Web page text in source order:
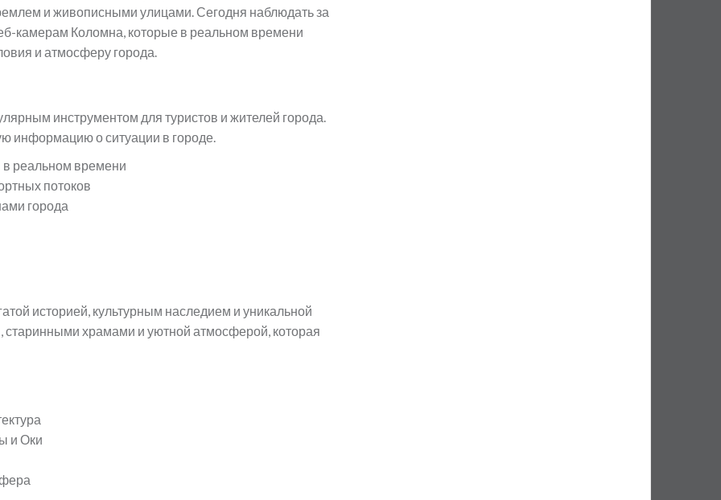
и живописными улицами. Сегодня наблюдать за
камерам Коломна, которые в реальном времени
и атмосферу города.
инструментом для туристов и жителей города.
информацию о ситуации в городе.
реальном времени
потоков
города
историей, культурным наследием и уникальной
старинными храмами и уютной атмосферой, которая
и Оки